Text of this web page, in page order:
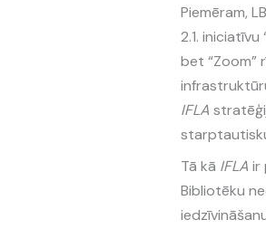
Piemēram,
2.1.
bet “Zoom”
IFLA
Tā kā IFLA ir
Bibliotēku